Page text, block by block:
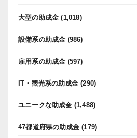
大型の助成金 (1,018)
設備系の助成金 (986)
雇用系の助成金 (597)
IT・観光系の助成金 (290)
ユニークな助成金 (1,488)
47都道府県の助成金 (179)